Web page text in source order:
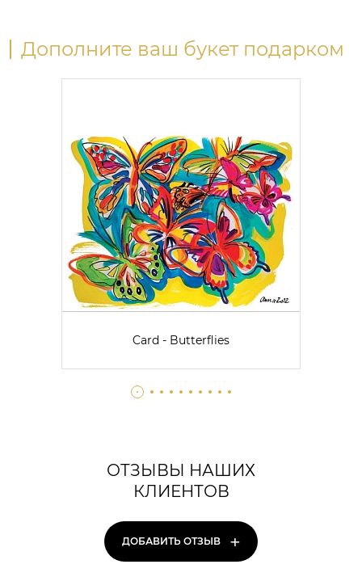
Дополните ваш букет подарком
Card - Butterflies
ОТЗЫВЫ НАШИХ
КЛИЕНТОВ
ДОБАВИТЬ ОТЗЫВ +